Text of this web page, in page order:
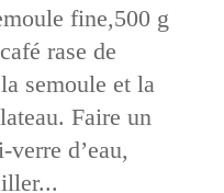
fine,500 g
rase de
semoule et la
Faire un
d’eau,